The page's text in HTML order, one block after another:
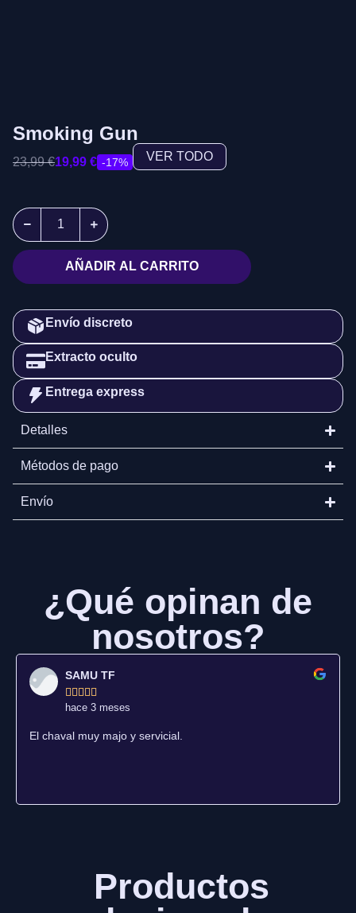
Smoking Gun
23,99€19,99 € -17% VER TODO
AÑADIR AL CARRITO
Envío discreto
Extracto oculto
Entrega express
Detalles
Métodos de pago
Envío
¿Qué opinan de
nosotros?
SAMU TF
    
hace 3 meses
El chaval muy majo y servicial.
Productos